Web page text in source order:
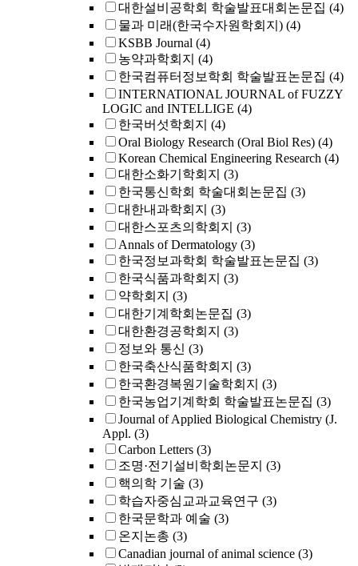
대한설비공학회 학술발표대회논문집 (4)
물과 미래(한국수자원학회지) (4)
KSBB Journal (4)
농약과학회지 (4)
한국컴퓨터정보학회 학술발표논문집 (4)
INTERNATIONAL JOURNAL of FUZZY
LOGIC and INTELLIGE (4)
한국버섯학회지 (4)
Oral Biology Research (Oral Biol Res) (4)
Korean Chemical Engineering Research (4)
대한소화기학회지 (3)
한국통신학회 학술대회논문집 (3)
대한내과학회지 (3)
대한스포츠의학회지 (3)
Annals of Dermatology (3)
한국정보과학회 학술발표논문집 (3)
한국식품과학회지 (3)
약학회지 (3)
대한기계학회논문집 (3)
대한환경공학회지 (3)
정보와 통신 (3)
한국축산식품학회지 (3)
한국환경복원기술학회지 (3)
한국농업기계학회 학술발표논문집 (3)
Journal of Applied Biological Chemistry (J.
Appl. (3)
Carbon Letters (3)
조명·전기설비학회논문지 (3)
핵의학 기술 (3)
학습자중심교과교육연구 (3)
한국문학과 예술 (3)
온지논총 (3)
Canadian journal of animal science (3)